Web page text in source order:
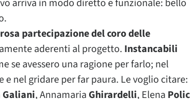
arriva in modo diretto e funzionale: bello
partecipazione del coro delle
aderenti al progetto. Instancabili
se avessero una ragione per farlo; nel
nel gridare per far paura. Le voglio citare:
Galiani, Annamaria Ghirardelli, Elena Polic